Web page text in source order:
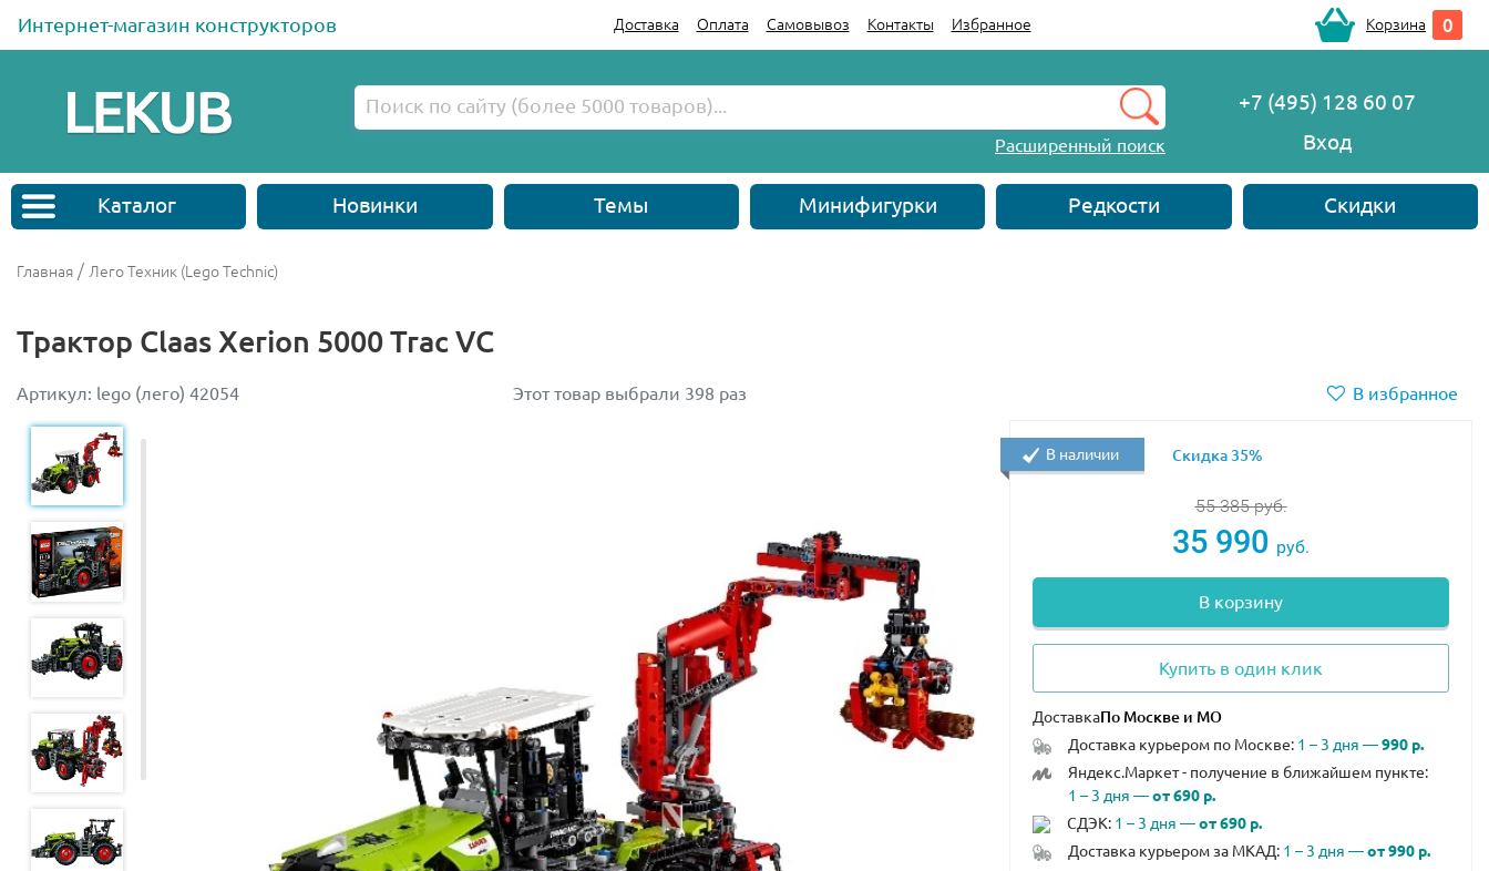
Интернет-магазин конструкторов Доставка Оплата Самовывоз Контакты Избранное Корзина 0
Расширенный поиск
+7 (495) 128 60 07
Вход
Каталог Новинки Темы Минифигурки Редкости Скидки
Главная / Лего Техник (Lego Technic)
Трактор Claas Xerion 5000 Trac VC
Артикул: lego (лего) 42054 Этот товар выбрали 398 раз В избранное
55 385руб.
35 990 руб.
В корзину
Купить в один клик
Доставка
Доставка курьером по Москве: 1 – 3 дня —990 р.
Яндекс.Маркет - получение в ближайшем пункте:
1 – 3 дня —от 690 р.
СДЭК: 1 – 3 дня —от 690 р.
Доставка курьером за МКАД: 1 – 3 дня —от 990 р.
В наличии Скидка 35%